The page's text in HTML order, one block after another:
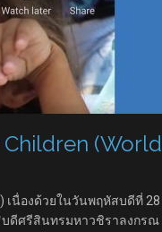
(World
เนื่องด้วยในวันพฤหัสบดีที่ 28
บดีศรีสินทรมหาวชิราลงกรณ